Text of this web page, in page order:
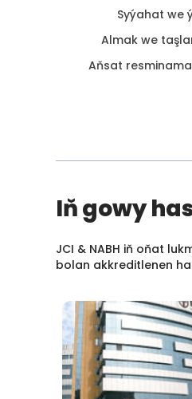
Syýahat we
Almak we
Aňsat
Iň gowy
JCI & NABH iň oňat
bolan akkreditlenen